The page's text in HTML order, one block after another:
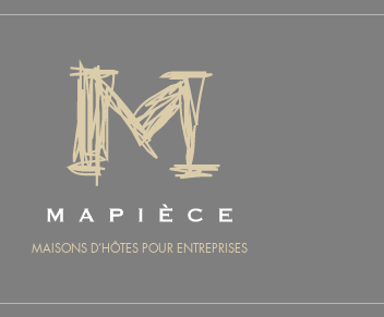
MAISONS D’HÔTES POUR ENTREPRISES